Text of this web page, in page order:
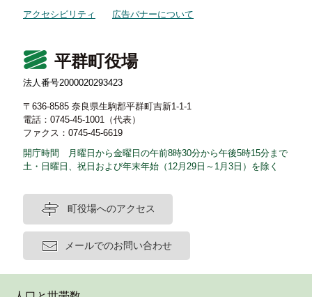
アクセシビリティ
広告バナーについて
平群町役場
法人番号2000020293423
〒636-8585 奈良県生駒郡平群町吉新1-1-1
電話：0745-45-1001（代表）
ファクス：0745-45-6619
開庁時間 月曜日から金曜日の午前8時30分から午後5時15分まで
土・日曜日、祝日および年末年始（12月29日～1月3日）を除く
町役場へのアクセス
メールでのお問い合わせ